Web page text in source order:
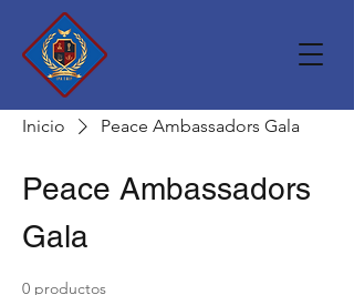
Inicio Peace Ambassadors Gala
Peace Ambassadors
Gala
0 productos